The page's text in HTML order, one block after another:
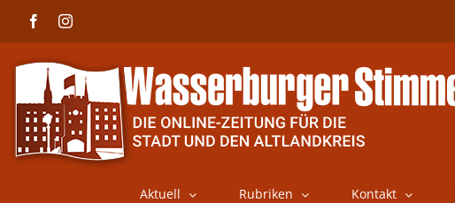
FacebookInstagram
Aktuell Rubriken Kontakt